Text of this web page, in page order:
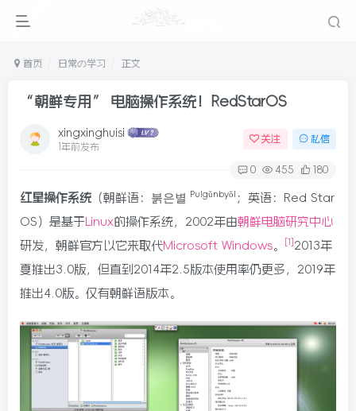
首页 日常の学习 正文
“朝鲜专用” 电脑操作系统！RedStarOS
xingxinghuisi
1年前发布
关注 私信
0 455 180
红星操作系统 （朝鲜语： 붉은별 Pulgŭnbyŏl ；英语：
Red Star
OS ）是基于 Linux的操作系统 ，2002年由朝鲜电脑研究中心
研发，朝鲜官方以它来取代Microsoft Windows。 1 2013年
夏推出3.0版，但直到2014年2.5版本使用率仍更多，2019年
推出4.0版。仅有朝鲜语版本。